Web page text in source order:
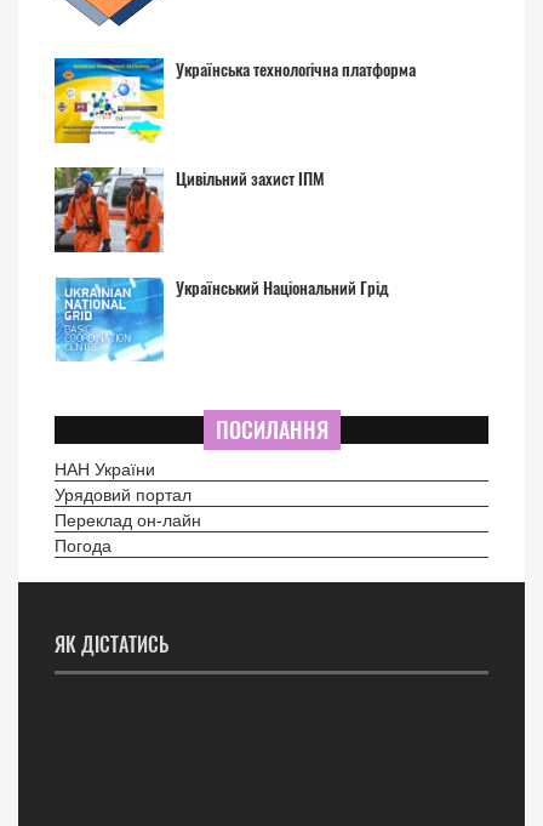
Українська технологічна платформа
Цивільний захист ІПМ
Український Національний Грід
ПОСИЛАННЯ
НАН України
Урядовий портал
Переклад он-лайн
Погода
ЯК ДІСТАТИСЬ